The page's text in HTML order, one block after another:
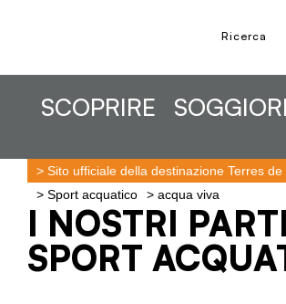
SCOPRIRE
> Sito ufficiale della destinazione Terres de
> Sport acquatico > acqua viva
I NOSTRI
SPORT